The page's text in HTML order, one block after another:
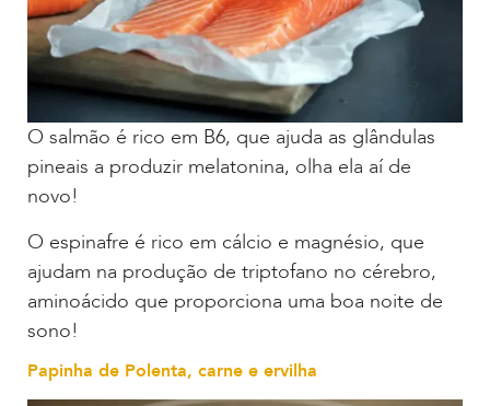
O salmão é rico em B6, que ajuda as glândulas
pineais a produzir melatonina, olha ela aí de
novo!
O espinafre é rico em cálcio e magnésio, que
ajudam na produção de triptofano no cérebro,
aminoácido que proporciona uma boa noite de
sono!
Papinha de Polenta, carne e ervilha